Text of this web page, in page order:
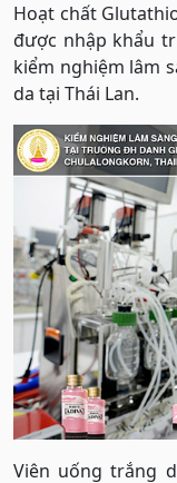
Hoạt chất
được nhập khẩu
kiểm nghiệm lâm
da tại Thái Lan.
Viên uống trắng